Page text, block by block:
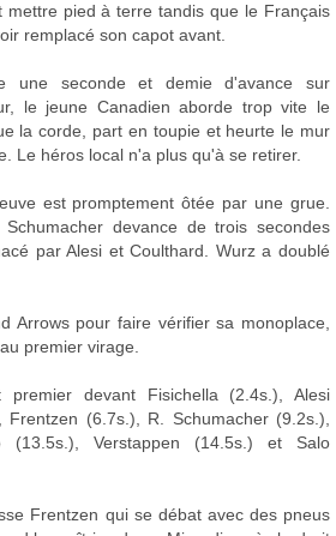
mettre pied à terre tandis que le Français
remplacé son capot avant.
une seconde et demie d'avance sur
le jeune Canadien aborde trop vite le
la corde, part en toupie et heurte le mur
Le héros local n'a plus qu'à se retirer.
est promptement ôtée par une grue.
devance de trois secondes
par Alesi et Coulthard. Wurz a doublé
Arrows pour faire vérifier sa monoplace,
premier virage.
devant Fisichella (2.4s.), Alesi
Frentzen (6.7s.), R. Schumacher (9.2s.),
(13.5s.), Verstappen (14.5s.) et Salo
Frentzen qui se débat avec des pneus